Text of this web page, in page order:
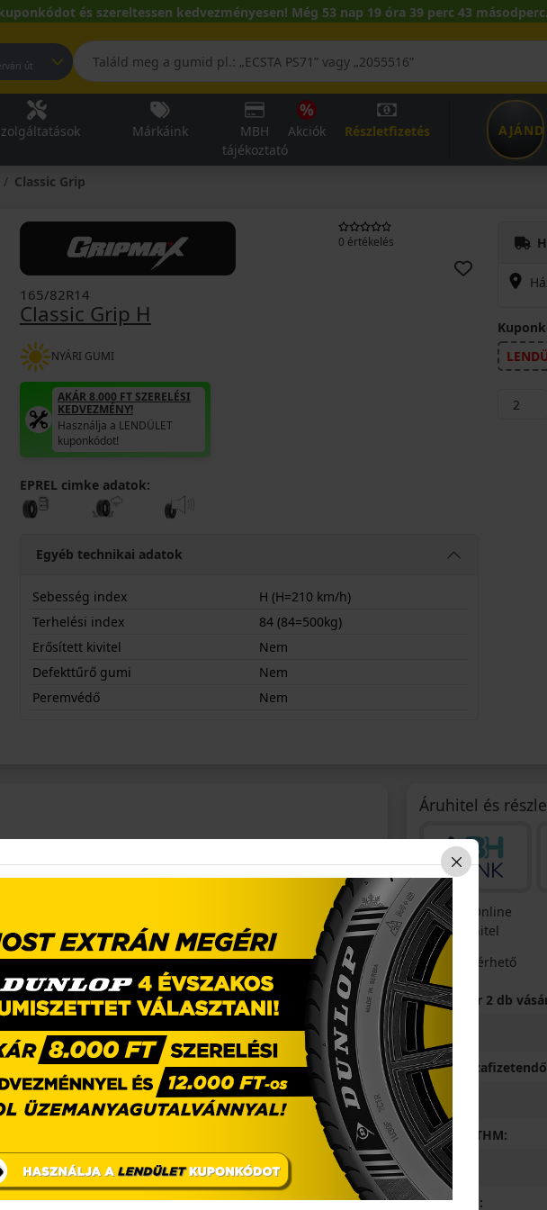
és szereltessen kedvezményesen! Még 53 nap 19 óra 39 perc 43 másodperc.
Fehérvári út
Márkáink
MBH
tájékoztató
Akciók Részletfizetés
Classic Grip
0 értékelés
Classic Grip H
165/82R14
NYÁRI GUMI
AKÁR 8.000 FT SZERELÉSI
KEDVEZMÉNY!
Használja a LENDÜLET
kuponkódot!
EPREL cimke adatok:
Egyéb technikai adatok
Sebesség index
H (H=210 km/h)
Terhelési index
84 (84=500kg)
Erősített kivitel
Nem
Defekttűrő gumi
Nem
Peremvédő
Nem
nőtte ki magát, amely nem csak Európában,
is megállja a helyét. A Gripmax leginkább az SUV/4×4
– ezzel tökéletesen betöltve a piaci rést.
mindenki megtalálhatja a neki megfelelőt.
ötvözve jönnek létre a Gripmax abroncsai, így egyedi
alkotja meg a márka gumiabroncsait, ezzel is
kihasználáshoz, valamint a környezetbarát
hogy az ügyfeleiknek a legmagasabb
választékban (azaz több, mint 240 méretben) és kiváló ár-
Minden útviszonyra és időjárási körülményre
0 / 5
Áruhitel és
MBH Online
Áruhitel
Nem elérhető
Termék ár 2 db
Teljes
Elérhető THM:
Futamidő: